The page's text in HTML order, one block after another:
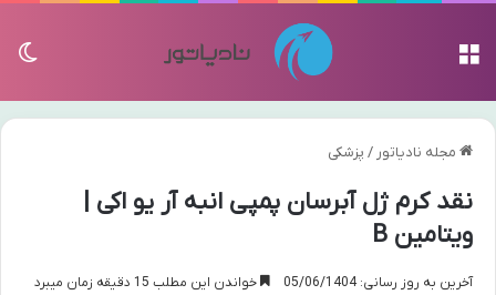
مجله نادیاتور / پزشکی
نقد کرم ژل آبرسان پمپی انبه آر یو اکی |
ویتامین B
آخرین به روز رسانی: 05/06/1404 خواندن این مطلب 15 دقیقه زمان میبرد